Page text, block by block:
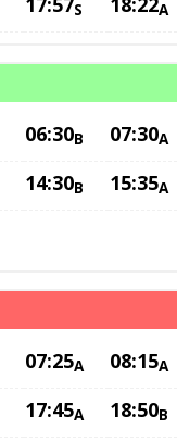
S A
06:30B 07:30A
14:30B 15:35A
07:25A 08:15A
17:45A 18:50B